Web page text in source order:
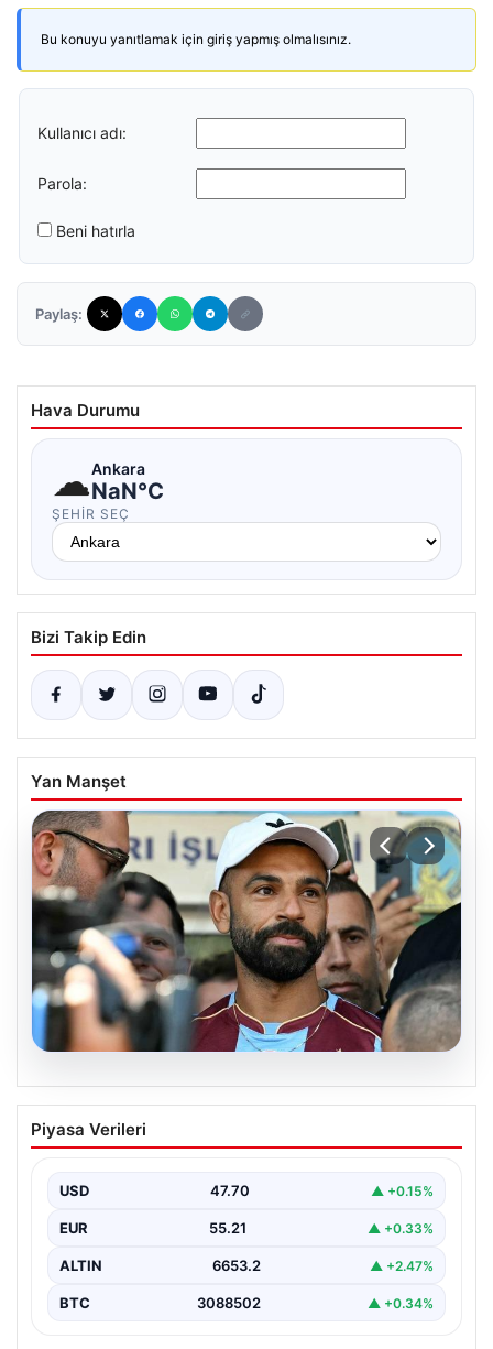
Bu konuyu yanıtlamak için giriş yapmış olmalısınız.
Kullanıcı adı:
Parola:
Beni hatırla
Paylaş:
Hava Durumu
☁Ankara
NaN°C
ŞEHIR SEÇ
Bizi Takip Edin
Yan Manşet
06.08.2026
Salah’ın Trabzonspor tercihi sonrası
olay sözler! “Onu orada görünce…”
Piyasa Verileri
USD 47.70 ▲ +0.15%
EUR 55.21 ▲ +0.33%
ALTIN 6653.2 ▲ +2.47%
BTC 3088502 ▲ +0.34%